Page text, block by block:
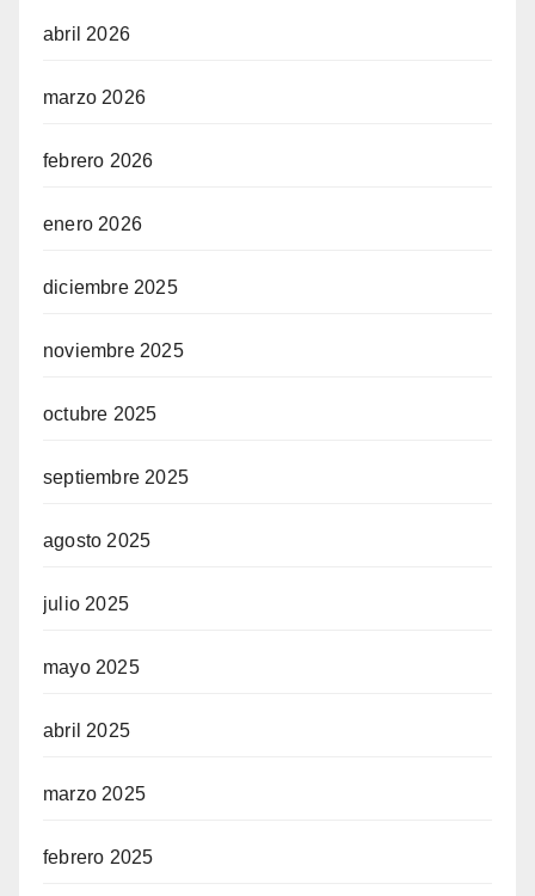
abril 2026
marzo 2026
febrero 2026
enero 2026
diciembre 2025
noviembre 2025
octubre 2025
septiembre 2025
agosto 2025
julio 2025
mayo 2025
abril 2025
marzo 2025
febrero 2025